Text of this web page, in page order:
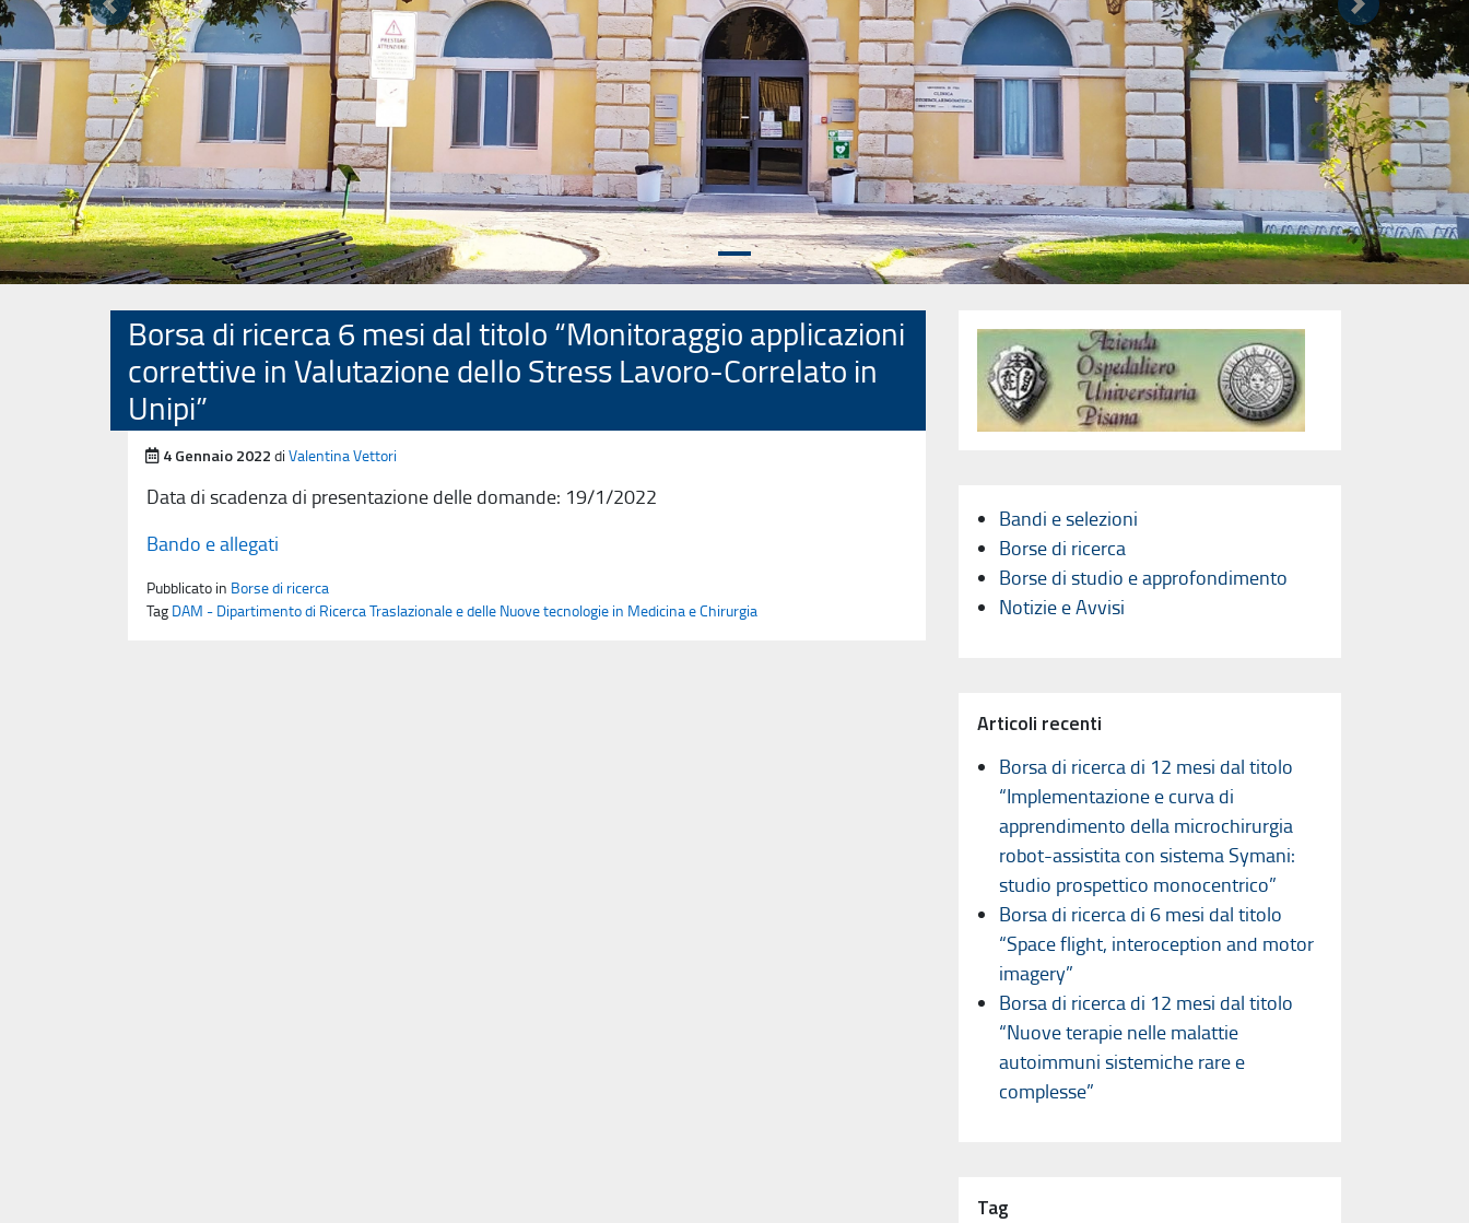
Precedente Successivo
Borsa di ricerca 6 mesi dal titolo “Monitoraggio applicazioni
correttive in Valutazione dello Stress Lavoro-Correlato in
Unipi”
Pubblicato il
4 Gennaio 2022 di Valentina Vettori
Data di scadenza di presentazione delle domande: 19/1/2022
Bando e allegati
Pubblicato in Borse di ricerca
Tag DAM - Dipartimento di Ricerca Traslazionale e delle Nuove tecnologie in Medicina e Chirurgia
Bandi e selezioni
Borse di ricerca
Borse di studio e approfondimento
Notizie e Avvisi
Articoli recenti
Borsa di ricerca di 12 mesi dal titolo
“Implementazione e curva di
apprendimento della microchirurgia
robot-assistita con sistema Symani:
studio prospettico monocentrico”
Borsa di ricerca di 6 mesi dal titolo
“Space flight, interoception and motor
imagery”
Borsa di ricerca di 12 mesi dal titolo
“Nuove terapie nelle malattie
autoimmuni sistemiche rare e
complesse”
Tag